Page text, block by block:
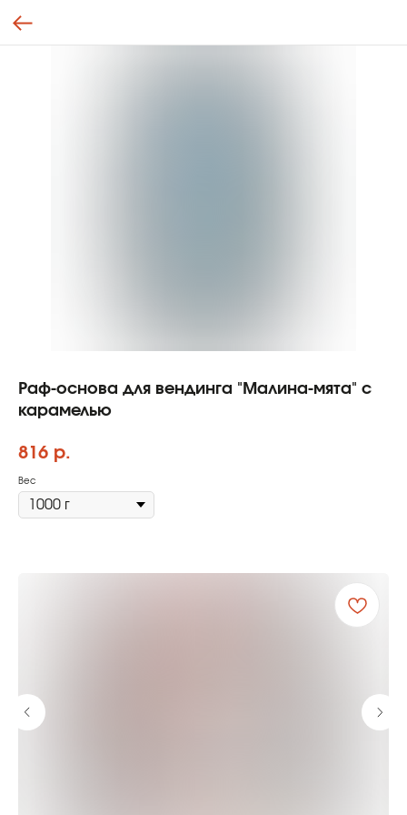
Раф-основа для вендинга "Малина-мята" с
карамелью
816 р.
Вес